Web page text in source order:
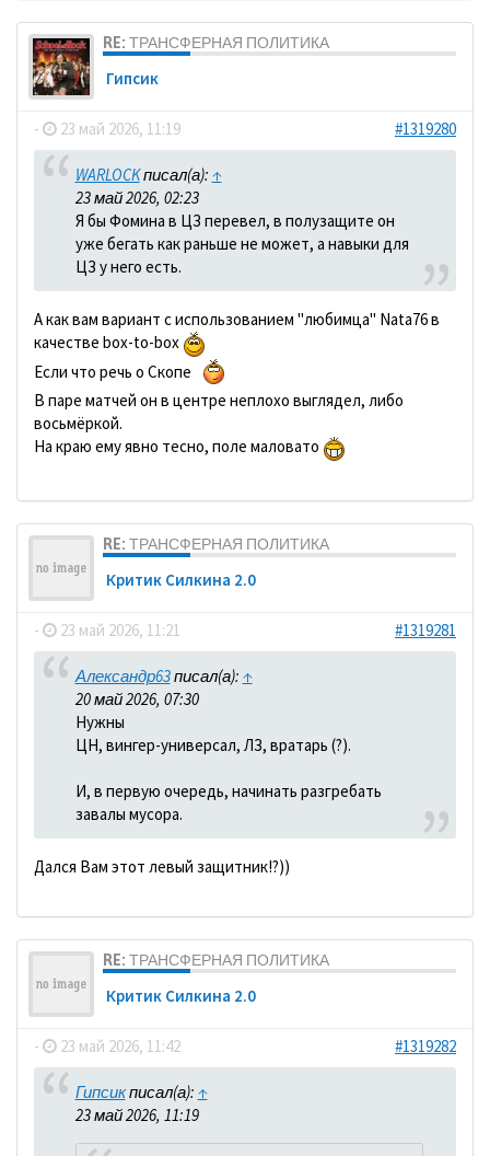
RE: ТРАНСФЕРНАЯ ПОЛИТИКА
Гипсик
- 23 май 2026, 11:19 #1319280
WARLOCKписал(а): ↑
23 май 2026, 02:23
Я бы Фомина в ЦЗ перевел, в полузащите он
уже бегать как раньше не может, а навыки для
ЦЗ у него есть.
А как вам вариант с использованием "любимца" Nata76 в
качестве box-to-box
Если что речь о Скопе
В паре матчей он в центре неплохо выглядел, либо
восьмёркой.
На краю ему явно тесно, поле маловато
RE: ТРАНСФЕРНАЯ ПОЛИТИКА
Критик Силкина 2.0
- 23 май 2026, 11:21 #1319281
Александр63писал(а): ↑
20 май 2026, 07:30
Нужны
ЦН, вингер-универсал, ЛЗ, вратарь (?).
И, в первую очередь, начинать разгребать
завалы мусора.
Дался Вам этот левый защитник!?))
RE: ТРАНСФЕРНАЯ ПОЛИТИКА
Критик Силкина 2.0
- 23 май 2026, 11:42 #1319282
Гипсикписал(а): ↑
23 май 2026, 11:19